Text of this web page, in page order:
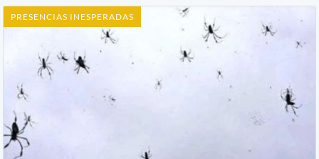
PRESENCIAS INESPERADAS